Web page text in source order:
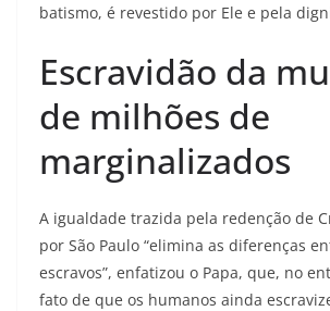
batismo, é revestido por Ele e pela
Escravidão da
de milhões de
marginalizados
A igualdade trazida pela redenção de
por São Paulo “elimina as diferenças
escravos”, enfatizou o Papa, que, no
fato de que os humanos ainda